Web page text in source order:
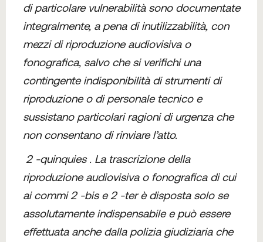
di particolare vulnerabilità sono documentate
integralmente, a pena di inutilizzabilità, con
mezzi di riproduzione audiovisiva o
fonografica, salvo che si verifichi una
contingente indisponibilità di strumenti di
riproduzione o di personale tecnico e
sussistano particolari ragioni di urgenza che
non consentano di rinviare l’atto.
2 -quinquies . La trascrizione della
riproduzione audiovisiva o fonografica di cui
ai commi 2 -bis e 2 -ter è disposta solo se
assolutamente indispensabile e può essere
effettuata anche dalla polizia giudiziaria che